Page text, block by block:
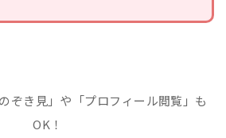
ぞき見」や「プロフィール閲覧」も
OK！